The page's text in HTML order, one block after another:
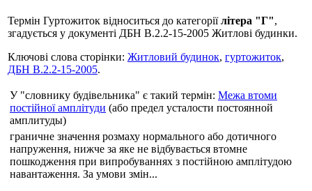
Термін Гуртожиток відноситься до категоріїлітера "Г",
згадується у документі ДБН В.2.2-15-2005 Житлові будинки.
Ключові слова сторінки: Житловий будинок, гуртожиток,
ДБН В.2.2-15-2005.
У "словнику будівельника" є такий термін: Межа втоми
постійної амплітуди (або предел усталости постоянной
амплитуды)
граничне значення розмаху нормального або дотичного
напруження, нижче за яке не відбувається втомне
пошкодження при випробуваннях з постійною амплітудою
навантаження. За умови змін...